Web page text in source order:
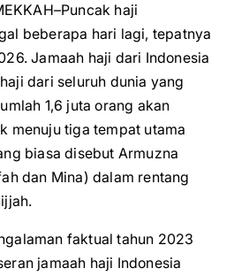
haji
beberapa hari lagi, tepatnya
Jamaah haji dari Indonesia
dari seluruh dunia yang
1,6 juta orang akan
menuju tiga tempat utama
biasa disebut Armuzna
dan Mina) dalam rentang
faktual tahun 2023
jamaah haji Indonesia